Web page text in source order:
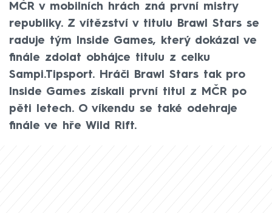
MČR v mobilních hrách zná první mistry
republiky. Z vítězství v titulu Brawl Stars se
raduje tým Inside Games, který dokázal ve
finále zdolat obhájce titulu z celku
Sampi.Tipsport. Hráči Brawl Stars tak pro
Inside Games získali první titul z MČR po
pěti letech. O víkendu se také odehraje
finále ve hře Wild Rift.